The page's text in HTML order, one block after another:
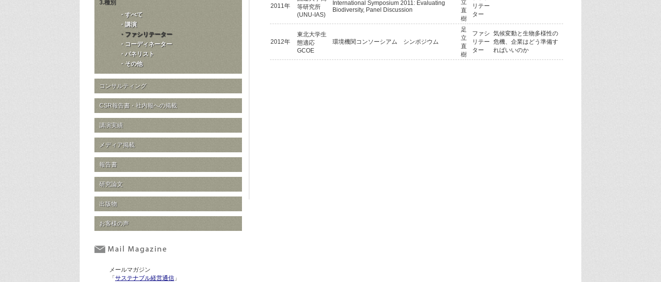
3.種別
・すべて
・講演
・ファシリテーター
・コーディネーター
・パネリスト
・その他
コンサルティング
CSR報告書・社内報への掲載
講演実績
メディア掲載
報告書
研究論文
出版物
お客様の声
メールマガジン
「 サステナブル経営通信 」
2011年
等研究所
(UNU-IAS)
International Symposium 2011: Evaluating
Biodiversity, Panel Discussion
立
直
樹
リテー
ター
2012年
東北大学生
態適応
GCOE
環境機関コンソーシアム シンポジウム
足
立
直
樹
ファシ
リテー
ター
気候変動と生物多様性の
危機、企業はどう準備す
ればいいのか